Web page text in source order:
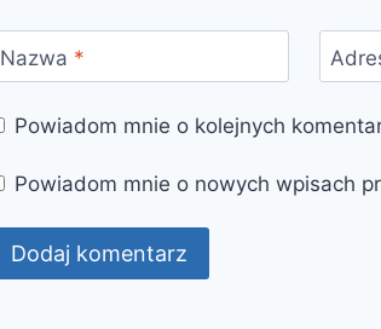
Nazwa *
Powiadom mnie o kolejnych
Powiadom mnie o nowych wpisach